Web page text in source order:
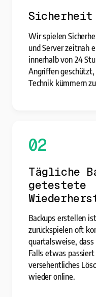
Sicherheit
Wir spielen
und Server zeitnah
innerhalb von 24
Angriffen
Technik kümmern
02
Tägliche
getestete
Backups erstellen
zurückspielen oft
quartalsweise, dass
Falls etwas
versehentliches
wieder online.